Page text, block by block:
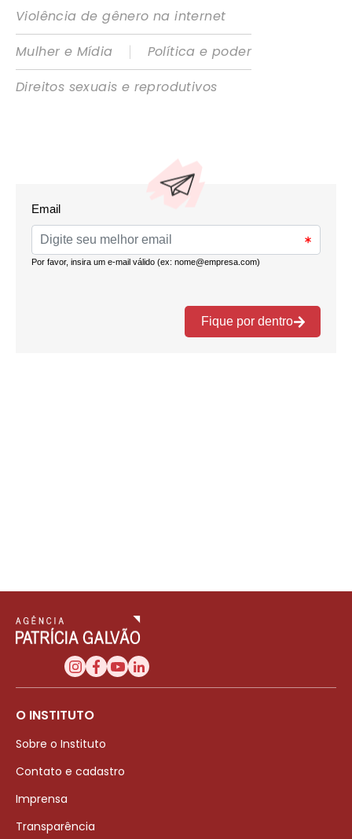
Violência de gênero na internet
Mulher e Mídia
|
Política e poder
Direitos sexuais e reprodutivos
O INSTITUTO
Sobre o Instituto
Contato e cadastro
Imprensa
Transparência